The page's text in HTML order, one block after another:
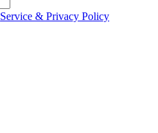
Service & Privacy Policy